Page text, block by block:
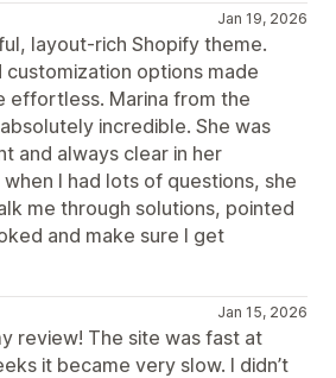
Jan 19, 2026
layout‑rich Shopify theme.
customization options made
effortless. Marina from the
incredible. She was
and always clear in her
I had lots of questions, she
me through solutions, pointed
and make sure I get
Jan 15, 2026
review! The site was fast at
it became very slow. I didn’t